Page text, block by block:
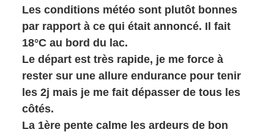
Les conditions météo sont plutôt bonnes
par rapport à ce qui était annoncé. Il fait
18°C au bord du lac.
Le départ est très rapide, je me force à
rester sur une allure endurance pour tenir
les 2j mais je me fait dépasser de tous les
côtés.
La 1ère pente calme les ardeurs de bon